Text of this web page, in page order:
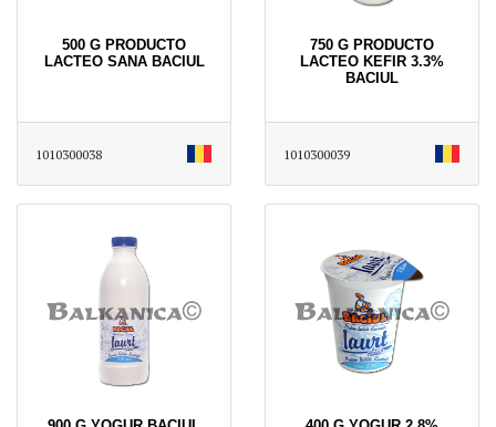
500 G PRODUCTO
LACTEO SANA BACIUL
1010300038
750 G PRODUCTO
LACTEO KEFIR 3.3%
BACIUL
1010300039